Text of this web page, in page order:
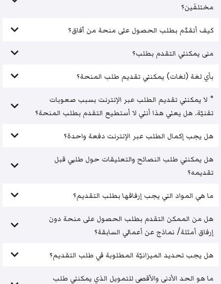
مختلفَين؟
كيف أتقدّم بطلب الحصول على منحة من آفاق؟
متى يمكنني التقدم بطلب؟
بأي لغة (لغات) يمكنني تقديم طلب المنحة؟
* لا يمكنني تقديم الطلب عبر الإنترنت بسبب صعوبات
تقنيّة. هل يعني هذا أنني لا أستطيع التقدم بطلب المنحة؟
هل يجب إكمال الطلب عبر الإنترنت دفعة واحدة؟
هل يمكنني طلب النصائح والتعليقات حول طلبي قبل
تقديمه؟
ما هي المواد التي يجب إرفاقها بطلب التقديم؟
هل من الممكن التقدم بطلب الحصول على منحة دون
إرفاق أمثلة/ نماذج عن أعمالي السابقة؟
هل يجب تحديد الميزانيّة المطلوبة في طلب التقديم؟
ما هو الحد الأدنى والأقصى للتمويل الذي يمكنني طلب